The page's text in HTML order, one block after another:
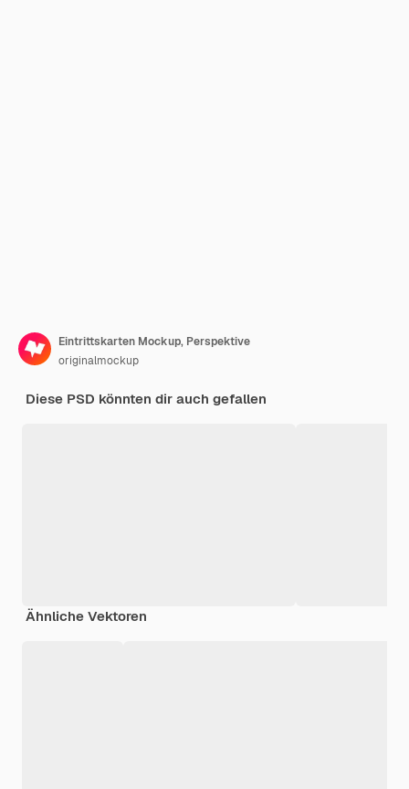
Eintrittskarten Mockup, Perspektive
originalmockup
Diese PSD könnten dir auch gefallen
Ähnliche Vektoren